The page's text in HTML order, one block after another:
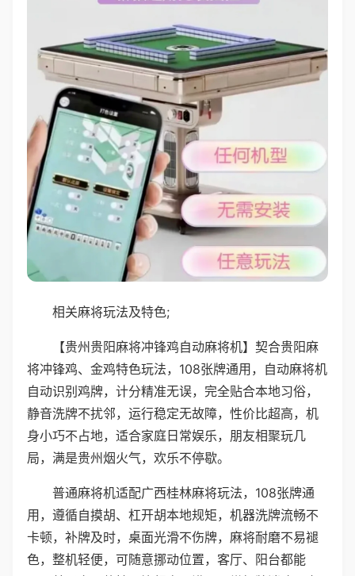
相关麻将玩法及特色;
【贵州贵阳麻将冲锋鸡自动麻将机】契合贵阳麻
将冲锋鸡、金鸡特色玩法，108张牌通用，自动麻将机
自动识别鸡牌，计分精准无误，完全贴合本地习俗，
静音洗牌不扰邻，运行稳定无故障，性价比超高，机
身小巧不占地，适合家庭日常娱乐，朋友相聚玩几
局，满是贵州烟火气，欢乐不停歇。
普通麻将机适配广西桂林麻将玩法，108张牌通
用，遵循自摸胡、杠开胡本地规矩，机器洗牌流畅不
卡顿，补牌及时，桌面光滑不伤牌，麻将耐磨不易褪
色，整机轻便，可随意挪动位置，客厅、阳台都能